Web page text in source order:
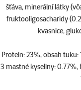
šťáva, minerální látky
fruktooligosacharidy
kvasnice,
Protein: 23%, obsah
3 mastné kyseliny: 0.77%,